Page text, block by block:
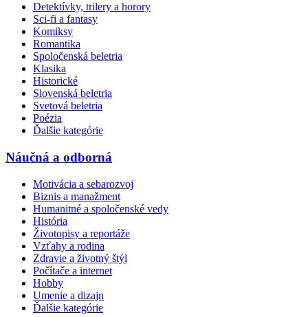
Detektívky, trilery a horory
Sci-fi a fantasy
Komiksy
Romantika
Spoločenská beletria
Klasika
Historické
Slovenská beletria
Svetová beletria
Poézia
Ďalšie kategórie
Náučná a odborná
Motivácia a sebarozvoj
Biznis a manažment
Humanitné a spoločenské vedy
História
Životopisy a reportáže
Vzťahy a rodina
Zdravie a životný štýl
Počítače a internet
Hobby
Umenie a dizajn
Ďalšie kategórie